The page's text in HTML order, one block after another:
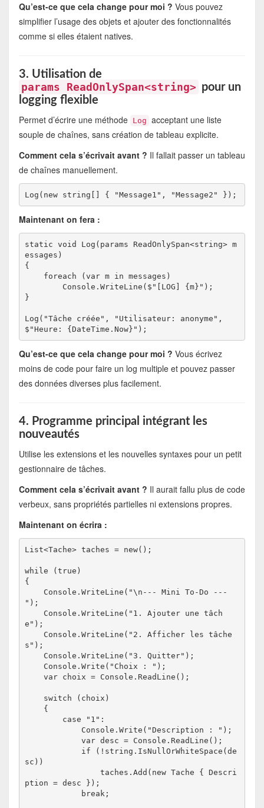
Qu’est-ce que cela change pour moi ? Vous pouvez
simplifier l’usage des objets et ajouter des fonctionnalités
comme si elles étaient natives.
3. Utilisation de
params ReadOnlySpan<string> pour un
logging flexible
Permet d’écrire une méthode Log acceptant une liste
souple de chaînes, sans création de tableau explicite.
Comment cela s’écrivait avant ? Il fallait passer un tableau
de chaînes manuellement.
Maintenant on fera :
static void Log(params ReadOnlySpan<string> m
essages)
{
}
Log("Tâche créée", "Utilisateur: anonyme",
Qu’est-ce que cela change pour moi ? Vous écrivez
moins de code pour faire un log multiple et pouvez passer
des données diverses plus facilement.
4. Programme principal intégrant les
nouveautés
Utilise les extensions et les nouvelles syntaxes pour un petit
gestionnaire de tâches.
Comment cela s’écrivait avant ? Il aurait fallu plus de code
verbeux, sans propriétés partielles ni extensions propres.
Maintenant on écrira :
List<Tache> taches = new();
while (true)
{
");
e");
s");
    var choix = Console.ReadLine();
            var desc = Console.ReadLine();
sc))
                taches.Add(new Tache { Descri
ption = desc });